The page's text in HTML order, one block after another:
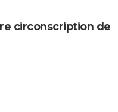
circonscription de